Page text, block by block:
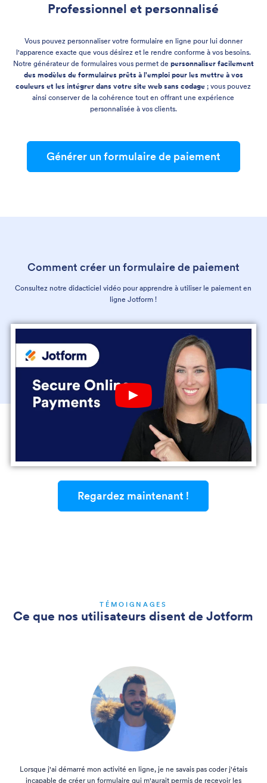
Professionnel et personnalisé
Vous pouvez personnaliser votre formulaire en ligne pour lui donner
l'apparence exacte que vous désirez et le rendre conforme à vos besoins.
Notre générateur de formulaires vous permet de personnaliser facilement
des modèles de formulaires prêts à l'emploi pour les mettre à vos
couleurs et les intégrer dans votre site web sans codage; vous pouvez
ainsi conserver de la cohérence tout en offrant une expérience
personnalisée à vos clients.
Générer un formulaire de paiement
Comment créer un formulaire de paiement
Consultez notre didacticiel vidéo pour apprendre à utiliser le paiement en
ligne Jotform !
Play YouTube Video
Regardez maintenant !
TÉMOIGNAGES
Ce que nos utilisateurs disent de Jotform
Lorsque j'ai démarré mon activité en ligne, je ne savais pas coder j'étais
incapable de créer un formulaire qui m'aurait permis de recevoir les